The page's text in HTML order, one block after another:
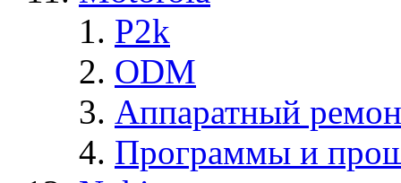
P2k
ODM
Аппаратный
Программы и